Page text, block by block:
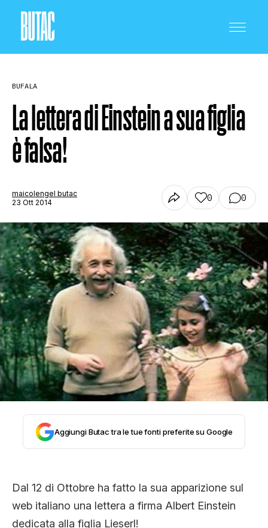
CRONACA E POLITICA
SCIENZA E TECNOLOGIA
SALUTE E MEDICINA
STORIA E CITAZIONI
INTRATTENIMENTO
COMPLOTTI, LEGGENDE URBANE ED
EVERGREEN
TRUFFE E SOCIAL NETWORK
BUFALA
La lettera di Einstein a sua figlia
è falsa!
maicolengel butac
23 Ott 2014
0 0
Aggiungi Butac tra le tue fonti preferite su Google
Dal 12 di Ottobre ha fatto la sua apparizione sul
web italiano una lettera a firma Albert Einstein
dedicata alla figlia Lieserl!